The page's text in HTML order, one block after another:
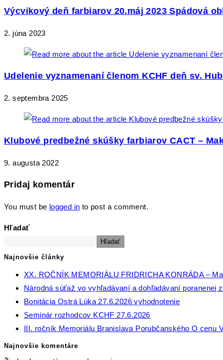
Výcvikový deň farbiarov 20.máj 2023 Spádová
2. júna 2023
Udelenie vyznamenaní členom KCHF deň sv.
2. septembra 2025
Klubové predbežné skúšky farbiarov CACT –
9. augusta 2022
Pridaj komentár
You must be logged in to post a comment.
Hľadať
Hľadať
Najnovšie články
XX. ROČNÍK MEMORIÁLU FRIDRICHA KONRÁDA –
Národná súťaž vo vyhľadávaní a dohľadávaní poranenej
Bonitácia Ostrá Lúka 27.6.2026 vyhodnotenie
Seminár rozhodcov KCHF 27.6.2026
III. ročník Memoriálu Branislava Porubčanského O cenu
Najnovšie komentáre